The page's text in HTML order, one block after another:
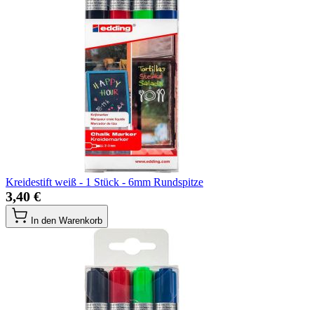
Kreidestift weiß - 1 Stück - 6mm Rundspitze
3,40 €
In den Warenkorb